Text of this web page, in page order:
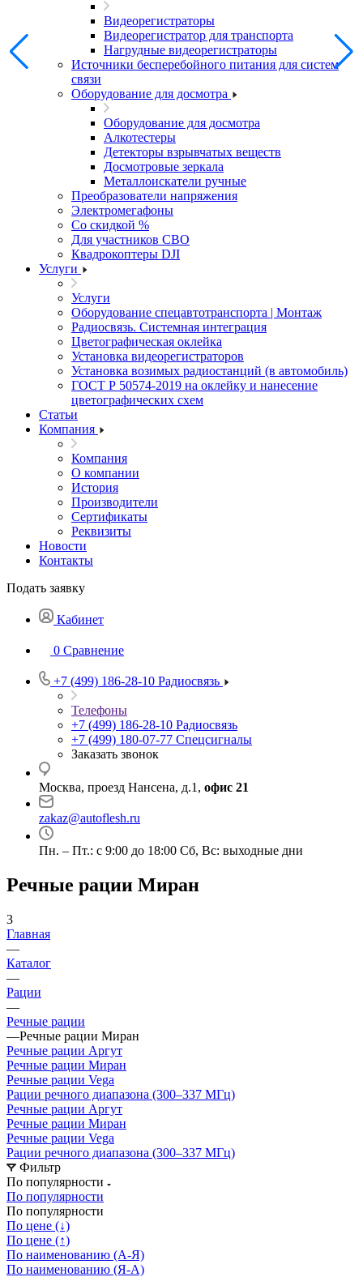
Видеорегистраторы
Видеорегистратор для транспорта
Нагрудные видеорегистраторы
Источники бесперебойного питания для систем
связи
Оборудование для досмотра
Оборудование для досмотра
Алкотестеры
Детекторы взрывчатых веществ
Досмотровые зеркала
Металлоискатели ручные
Преобразователи напряжения
Электромегафоны
Со скидкой %
Для участников СВО
Квадрокоптеры DJI
Услуги
Услуги
Оборудование спецавтотранспорта | Монтаж
Радиосвязь. Системная интеграция
Цветографическая оклейка
Установка видеорегистраторов
Установка возимых радиостанций (в автомобиль)
ГОСТ Р 50574-2019 на оклейку и нанесение
цветографических схем
Статьи
Компания
Компания
О компании
История
Производители
Сертификаты
Реквизиты
Новости
Контакты
Подать заявку
Кабинет
0 Сравнение
+7 (499) 186-28-10 Радиосвязь
Телефоны
+7 (499) 186-28-10 Радиосвязь
+7 (499) 180-07-77 Спецсигналы
Заказать звонок
Москва, проезд Нансена, д.1, офис 21
zakaz@autoflesh.ru
Пн. – Пт.: с 9:00 до 18:00 Cб, Вс: выходные дни
Речные рации Миран
3
Главная
—
Каталог
—
Рации
—
Речные рации
—Речные рации Миран
Речные рации Аргут
Речные рации Миран
Речные рации Vega
Рации речного диапазона (300–337 МГц)
Речные рации Аргут
Речные рации Миран
Речные рации Vega
Рации речного диапазона (300–337 МГц)
Фильтр
По популярности
По популярности
По популярности
По цене (↓)
По цене (↑)
По наименованию (А-Я)
По наименованию (Я-А)